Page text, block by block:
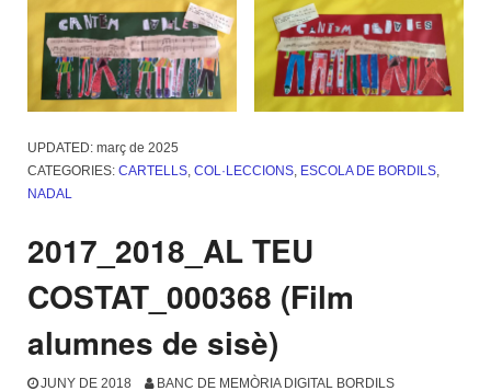
UPDATED: març de 2025
CATEGORIES: CARTELLS, COL·LECCIONS, ESCOLA DE BORDILS,
NADAL
2017_2018_AL TEU
COSTAT_000368 (Film
alumnes de sisè)
JUNY DE 2018 BANC DE MEMÒRIA DIGITAL BORDILS